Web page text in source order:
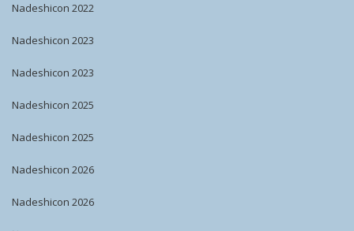
Nadeshicon 2022
Nadeshicon 2023
Nadeshicon 2023
Nadeshicon 2025
Nadeshicon 2025
Nadeshicon 2026
Nadeshicon 2026